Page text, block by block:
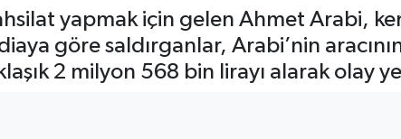
yapmak için gelen Ahmet Arabi,
göre saldırganlar, Arabi’nin
2 milyon 568 bin lirayı alarak olay